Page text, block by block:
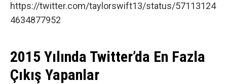
https://twitter.com/taylorswift13/status/57113124
4634877952
2015 Yılında Twitter’da En Fazla
Çıkış Yapanlar